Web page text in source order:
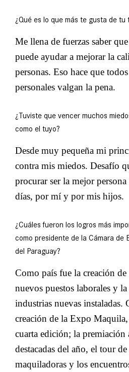
¿Qué es lo que más te gusta de tu
Me llena de fuerzas saber
puede ayudar a mejorar la
personas. Eso hace que
personales valgan la pena.
¿Tuviste que vencer muchos
como el tuyo?
Desde muy pequeña mi
contra mis miedos. Desafío
procurar ser la mejor
días, por mí y por mis hijos.
¿Cuáles fueron los logros más
como presidente de la Cámara de
del Paraguay?
Como país fue la creación
nuevos puestos laborales y
industrias nuevas instaladas.
creación de la Expo
cuarta edición; la premiación
destacadas del año, el tour
maquiladoras y los